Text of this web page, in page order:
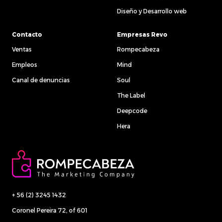
Diseño y Desarrollo web
Contacto
Ventas
Empleos
Canal de denuncias
Empresas Revo
Rompecabeza
Mind
Soul
The Label
Deepcode
Hera
+ 56 (2) 3245 1432
Coronel Pereira 72, of 601